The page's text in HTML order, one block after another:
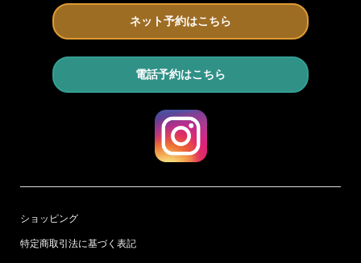
ネット予約はこちら
電話予約はこちら
ショッピング
特定商取引法に基づく表記